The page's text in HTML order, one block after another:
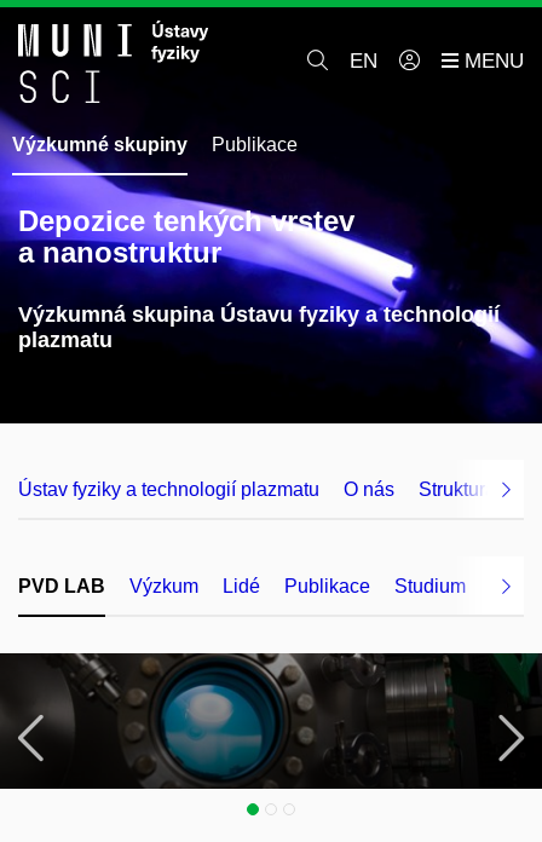
EN
Výzkumné skupiny Publikace
Depozice tenkých vrstev
a nanostruktur
Výzkumná skupina Ústavu fyziky a technologií
plazmatu
Ústav fyziky a technologií plazmatu O nás Struktura a
PVD LAB Výzkum Lidé Publikace Studium
Předchozí